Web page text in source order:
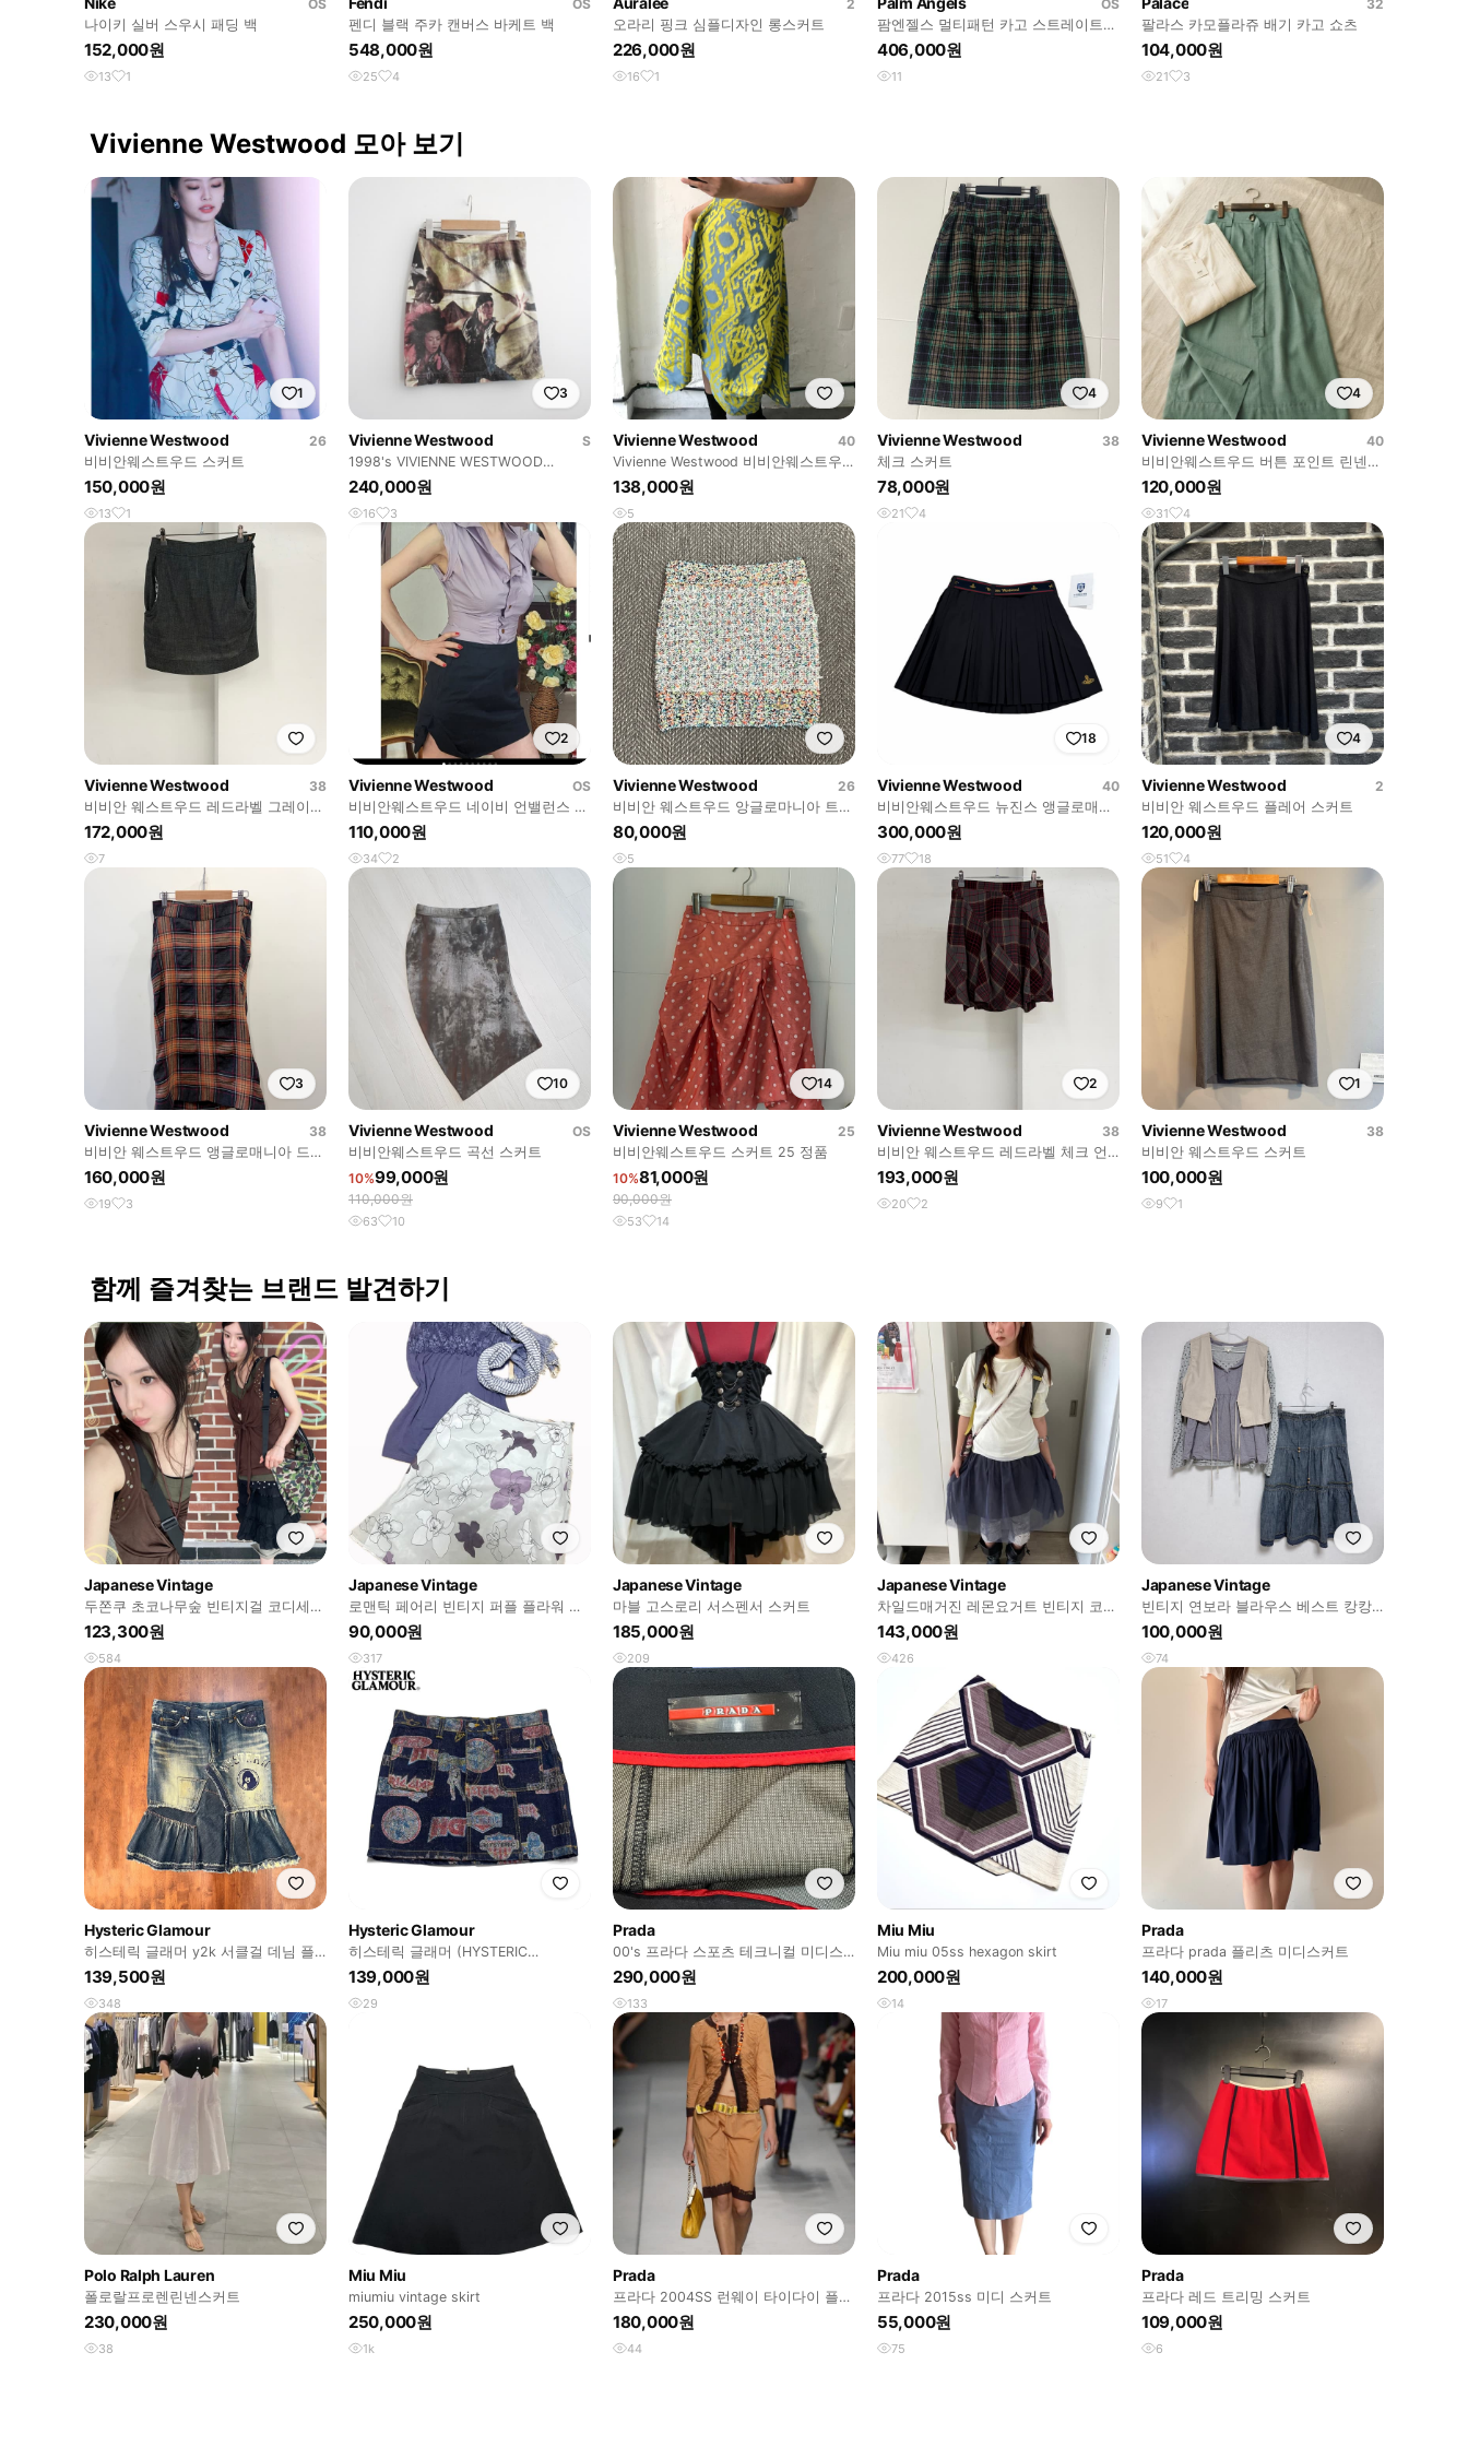
OS
나이키 실버 스우시 패딩 백
152,000원
13 1
OS
펜디 블랙 주카 캔버스 바케트 백
548,000원
25 4
2
오라리 핑크 심플디자인 롱스커트
226,000원
16 1
OS
팜엔젤스 멀티패턴 카고 스트레이트핏
팬츠
406,000원
11
32
팔라스 카모플라쥬 배기 카고 쇼츠
104,000원
21 3
Vivienne Westwood 모아 보기
1
Vivienne Westwood
26
비비안웨스트우드 스커트
150,000원
13 1
3
Vivienne Westwood
S
1998's VIVIENNE WESTWOOD
ANGLOMANIA
240,000원
16 3
Vivienne Westwood
40
Vivienne Westwood 비비안웨스트우
드 이카트 패턴 스커트
138,000원
5
4
Vivienne Westwood
38
체크 스커트
78,000원
21 4
4
Vivienne Westwood
40
비비안웨스트우드 버튼 포인트 린넨
혼방 스커트 (그린 / SIZE 40)
120,000원
31 4
Vivienne Westwood
38
비비안 웨스트우드 레드라벨 그레이
미니 스커트
172,000원
7
2
Vivienne Westwood
OS
비비안웨스트우드 네이비 언밸런스 미
니 스컷 국내택
110,000원
34 2
Vivienne Westwood
26
비비안 웨스트우드 앙글로마니아 트위
드 스커트 v5417
80,000원
5
18
Vivienne Westwood
40
비비안웨스트우드 뉴진스 앵글로매니
아 플리츠 스커트 치마 블랙 40
300,000원
77 18
4
Vivienne Westwood
2
비비안 웨스트우드 플레어 스커트
120,000원
51 4
3
Vivienne Westwood
38
비비안 웨스트우드 앵글로매니아 드레
이프 스커트
160,000원
19 3
10
Vivienne Westwood
OS
비비안웨스트우드 곡선 스커트
10%99,000원
110,000원
63 10
14
Vivienne Westwood
25
비비안웨스트우드 스커트 25 정품
10%81,000원
90,000원
53 14
2
Vivienne Westwood
38
비비안 웨스트우드 레드라벨 체크 언
193,000원
20 2
1
Vivienne Westwood
38
비비안 웨스트우드 스커트
100,000원
9 1
함께 즐겨찾는 브랜드 발견하기
Japanese Vintage
두쫀쿠 초코나무숲 빈티지걸 코디세트
5pcs
123,300원
584
Japanese Vintage
로맨틱 페어리 빈티지 퍼플 플라워 보
라 코디 세트
90,000원
317
Japanese Vintage
마블 고스로리 서스펜서 스커트
185,000원
209
Japanese Vintage
차일드매거진 레몬요거트 빈티지 코디
셋세트 카모메산장 미라이클립
143,000원
426
Japanese Vintage
빈티지 연보라 블라우스 베스트 캉캉
데님 스커트 모리걸 도트 코디세트
100,000원
74
Hysteric Glamour
히스테릭 글래머 y2k 서클걸 데님 플
레어 스커트
139,500원
348
Hysteric Glamour
히스테릭 글래머 (HYSTERIC
GLAMOUR)
139,000원
29
Prada
00's 프라다 스포츠 테크니컬 미디스
커트 (27)
290,000원
133
Miu Miu
Miu miu 05ss hexagon skirt
200,000원
14
Prada
프라다 prada 플리츠 미디스커트
140,000원
17
Polo Ralph Lauren
폴로랄프로렌린넨스커트
230,000원
38
Miu Miu
miumiu vintage skirt
250,000원
1k
Prada
프라다 2004SS 런웨이 타이다이 플리
티드 스커트
180,000원
44
Prada
프라다 2015ss 미디 스커트
55,000원
75
Prada
프라다 레드 트리밍 스커트
109,000원
6